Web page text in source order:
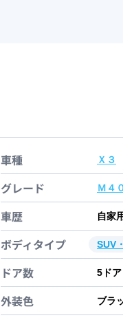
車種 Ｘ３
グレード Ｍ４
車歴 自家
ボディタイプ SUV
ドア数 5 ドア
外装色 ブラ